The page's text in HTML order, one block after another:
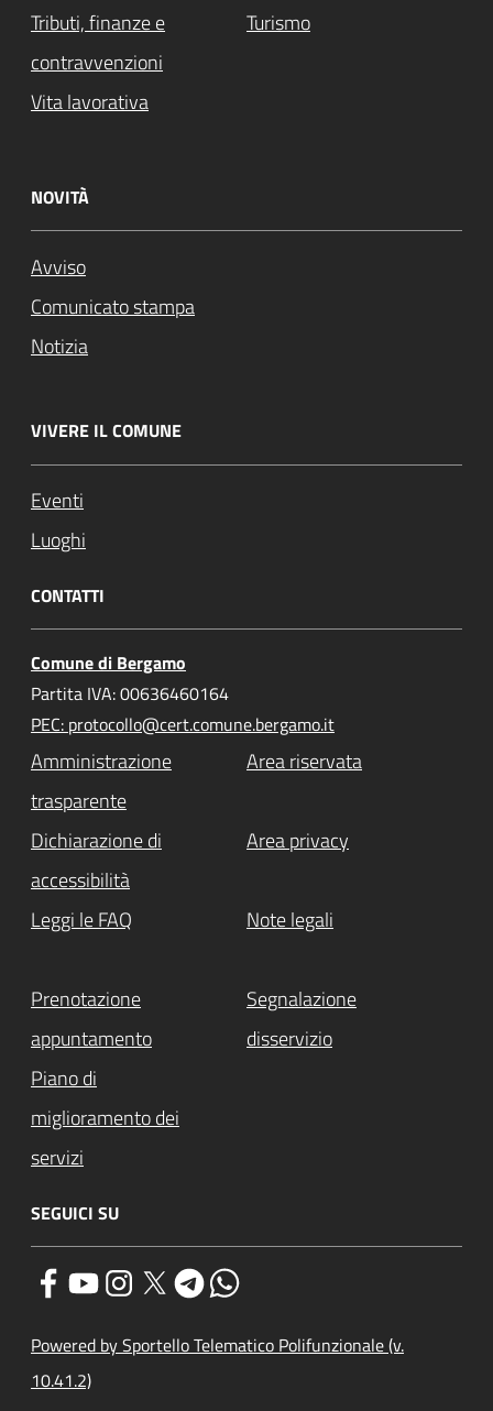
Tributi, finanze e
contravvenzioni
Turismo
Vita lavorativa
NOVITÀ
Avviso
Comunicato stampa
Notizia
VIVERE IL COMUNE
Eventi
Luoghi
CONTATTI
Comune di Bergamo
Partita IVA: 00636460164
PEC: protocollo@cert.comune.bergamo.it
Amministrazione
trasparente
Area riservata
Dichiarazione di
accessibilità
Area privacy
Leggi le FAQ Note legali
Prenotazione
appuntamento
Segnalazione
disservizio
Piano di
miglioramento dei
servizi
SEGUICI SU
Powered by Sportello Telematico Polifunzionale (v.
10.41.2)